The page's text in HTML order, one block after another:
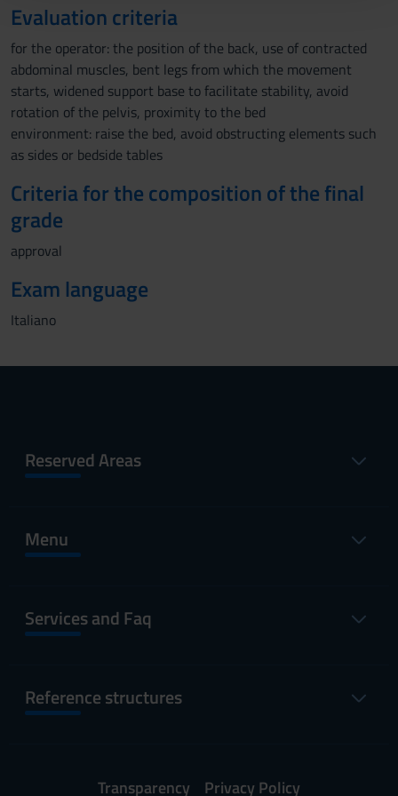
con altre informazioni che hai fornito loro o che hanno
Evaluation criteria
for the operator: the position of the back, use of contracted
abdominal muscles, bent legs from which the movement
starts, widened support base to facilitate stability, avoid
rotation of the pelvis, proximity to the bed
environment: raise the bed, avoid obstructing elements such
as sides or bedside tables
Criteria for the composition of the final
grade
approval
Exam language
Italiano
Reserved Areas
Menu
Services and Faq
Reference structures
Transparency Privacy Policy